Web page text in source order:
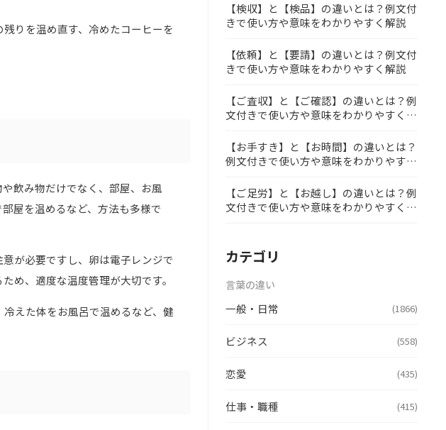
りを温め直す、冷めたコーヒーを
飲み物だけでなく、部屋、お風
屋を温めるなど、方法も多様で
が必要ですし、卵は電子レンジで
め、適度な温度管理が大切です。
えた体をお風呂で温めるなど、健
【検収】と【検品】の違いとは？例文付
きで使い方や意味をわかりやすく解説
【依頼】と【要請】の違いとは？例文付
きで使い方や意味をわかりやすく解説
【ご査収】と【ご確認】の違いとは？例
文付きで使い方や意味をわかりやすく解
【お手すき】と【お時間】の違いとは？
例文付きで使い方や意味をわかりやすく
【ご足労】と【お越し】の違いとは？例
文付きで使い方や意味をわかりやすく解
カテゴリ
言葉の違い
一般・日常 (1866)
ビジネス (558)
恋愛 (435)
仕事・職種 (415)